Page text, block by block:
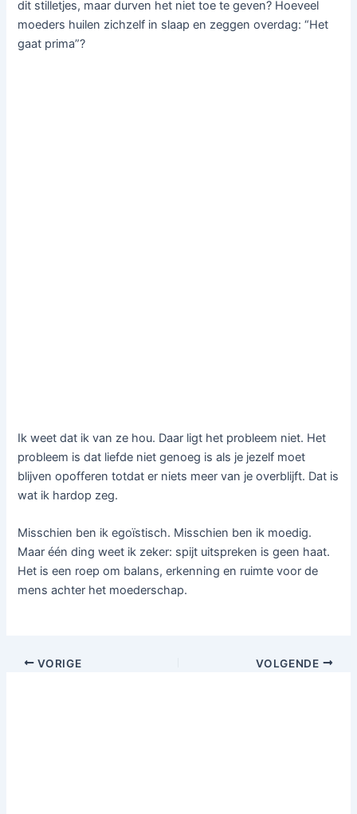
dit stilletjes, maar durven het niet toe te geven? Hoeveel
moeders huilen zichzelf in slaap en zeggen overdag: “Het
gaat prima”?
Ik weet dat ik van ze hou. Daar ligt het probleem niet. Het
probleem is dat liefde niet genoeg is als je jezelf moet
blijven opofferen totdat er niets meer van je overblijft. Dat is
wat ik hardop zeg.
Misschien ben ik egoïstisch. Misschien ben ik moedig.
Maar één ding weet ik zeker: spijt uitspreken is geen haat.
Het is een roep om balans, erkenning en ruimte voor de
mens achter het moederschap.
VORIGE VOLGENDE